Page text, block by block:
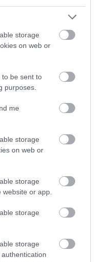
storage
on web or
to be sent to
purposes.
me
storage
on web or
storage
or app.
storage
storage
καρδιακοί
όρια –